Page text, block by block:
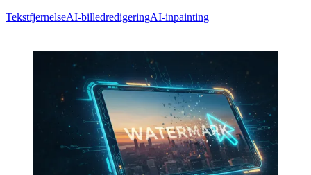
TekstfjernelseAI-billedredigeringAI-inpainting